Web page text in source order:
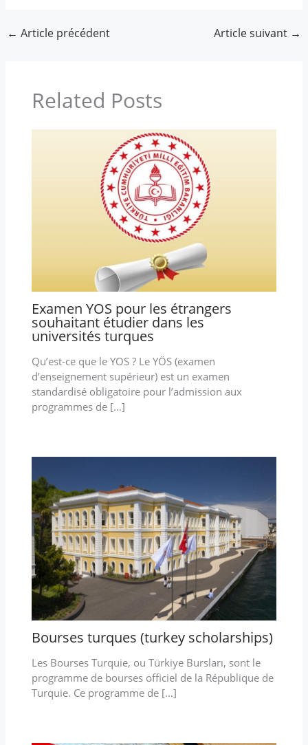
← Article précédent Article suivant →
Related Posts
Examen YOS pour les étrangers
souhaitant étudier dans les
universités turques
Qu’est-ce que le YOS ? Le YÖS (examen
d’enseignement supérieur) est un examen
standardisé obligatoire pour l’admission aux
programmes de […]
Bourses turques (turkey scholarships)
Les Bourses Turquie, ou Türkiye Bursları, sont le
programme de bourses officiel de la République de
Turquie. Ce programme de […]